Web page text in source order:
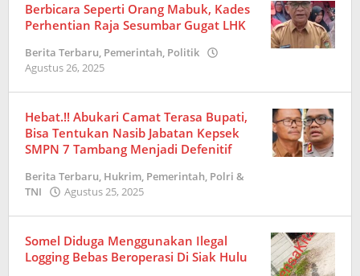
Berbicara Seperti Orang Mabuk, Kades
Perhentian Raja Sesumbar Gugat LHK
Berita Terbaru, Pemerintah, Politik
Agustus 26, 2025
Hebat.!! Abukari Camat Terasa Bupati,
Bisa Tentukan Nasib Jabatan Kepsek
SMPN 7 Tambang Menjadi Defenitif
Berita Terbaru, Hukrim, Pemerintah, Polri &
TNI
Agustus 25, 2025
Somel Diduga Menggunakan Ilegal
Logging Bebas Beroperasi Di Siak Hulu